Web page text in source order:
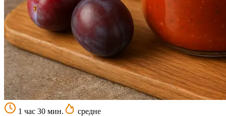
1 час 30 мин.
средне